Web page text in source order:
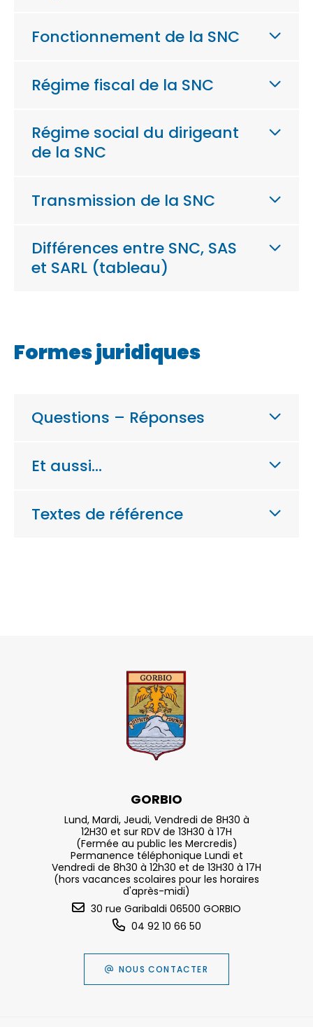
Fonctionnement de la SNC
Régime fiscal de la SNC
Régime social du dirigeant
de la SNC
Transmission de la SNC
Différences entre SNC, SAS
et SARL (tableau)
Formes juridiques
Questions – Réponses
Et aussi…
Textes de référence
GORBIO
Lund, Mardi, Jeudi, Vendredi de 8H30 à
12H30 et sur RDV de 13H30 à 17H
(Fermée au public les Mercredis)
Permanence téléphonique Lundi et
Vendredi de 8h30 à 12h30 et de 13H30 à 17H
(hors vacances scolaires pour les horaires
d'après-midi)
30 rue Garibaldi 06500 GORBIO
04 92 10 66 50
NOUS CONTACTER